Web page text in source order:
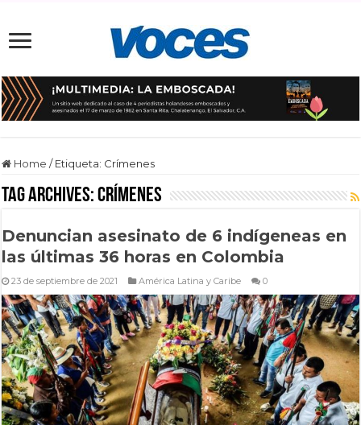
Home / Etiqueta: Crímenes
Tag Archives:Crímenes
Denuncian asesinato de 6 indígeneas en
las últimas 36 horas en Colombia
23 de septiembre de 2021 América Latina y Caribe 0